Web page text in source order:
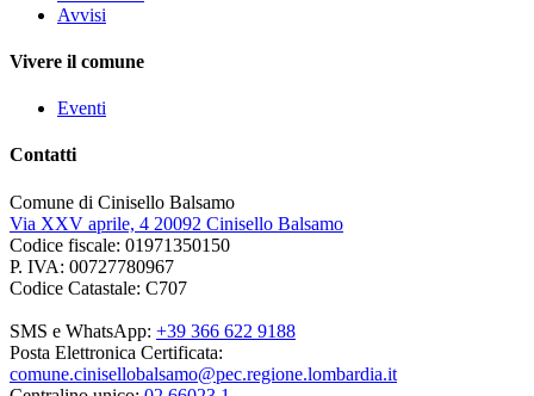
Avvisi
Vivere il comune
Eventi
Contatti
Comune di Cinisello Balsamo
Via XXV aprile, 4 20092 Cinisello Balsamo
Codice fiscale: 01971350150
P. IVA: 00727780967
Codice Catastale: C707
SMS e WhatsApp: +39 366 622 9188
Posta Elettronica Certificata:
comune.cinisellobalsamo@pec.regione.lombardia.it